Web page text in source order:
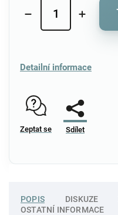
Detailní informace
Zeptat se Sdílet
POPIS DISKUZE
OSTATNÍ INFORMACE